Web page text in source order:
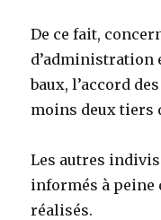
De ce fait,
d’administration
baux, l’accord
moins deux tiers
Les autres
informés à peine
réalisés.